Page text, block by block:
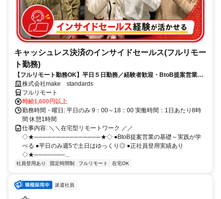
キャッシュレス決済のインサイドセールス(フルリモー
ト勤務)
【フルリモート勤務OK】平日５日勤務／経験者歓迎・BtoB提案営業で
スキルアップ
株式会社make standards
フルリモート
時給1,600円以上
勤務時間・曜日: 平日のみ 9：00～18：00 実働時間：1日あたり8時
間 休憩1時間
仕事内容: ＼＼在宅型リモートワーク ／／
◇★───────────────★◇ ●BtoB提案営業の基礎～実践が学
べる ●平日のみ週5で土日はゆっくり◎ ●正社員登用実績あり
◇★───────...
社員登用あり 固定時間制 フルリモート 在宅OK
派遣社員